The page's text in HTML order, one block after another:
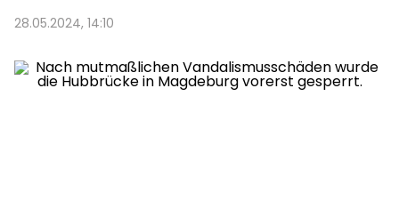
28.05.2024, 14:10